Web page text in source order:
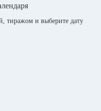
тиражом и выберите дату